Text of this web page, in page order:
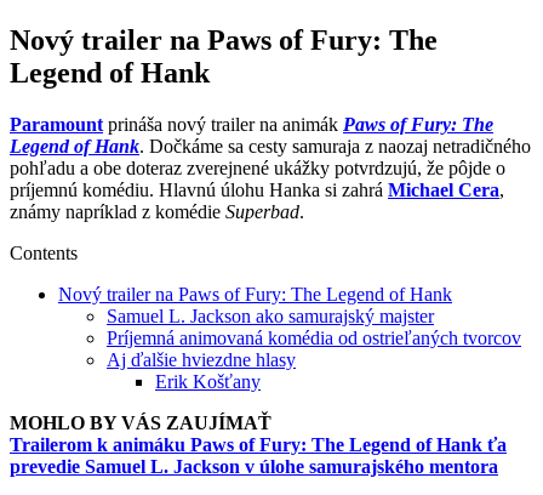
Nový trailer na Paws of Fury: The
Legend of Hank
Paramount prináša nový trailer na animák Paws of Fury: The
Legend of Hank. Dočkáme sa cesty samuraja z naozaj netradičného
pohľadu a obe doteraz zverejnené ukážky potvrdzujú, že pôjde o
príjemnú komédiu. Hlavnú úlohu Hanka si zahrá Michael Cera,
známy napríklad z komédie Superbad.
Contents
Nový trailer na Paws of Fury: The Legend of Hank
Samuel L. Jackson ako samurajský majster
Príjemná animovaná komédia od ostrieľaných tvorcov
Aj ďalšie hviezdne hlasy
Erik Košťany
MOHLO BY VÁS ZAUJÍMAŤ
Trailerom k animáku Paws of Fury: The Legend of Hank ťa
prevedie Samuel L. Jackson v úlohe samurajského mentora